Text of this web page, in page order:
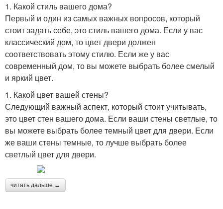
1. Какой стиль вашего дома?
Первый и один из самых важных вопросов, который
стоит задать себе, это стиль вашего дома. Если у вас
классический дом, то цвет двери должен
соответствовать этому стилю. Если же у вас
современный дом, то вы можете выбрать более смелый
и яркий цвет.
1. Какой цвет вашей стены?
Следующий важный аспект, который стоит учитывать,
это цвет стен вашего дома. Если ваши стены светлые, то
вы можете выбрать более темный цвет для двери. Если
же ваши стены темные, то лучше выбрать более
светлый цвет для двери.
читать дальше →